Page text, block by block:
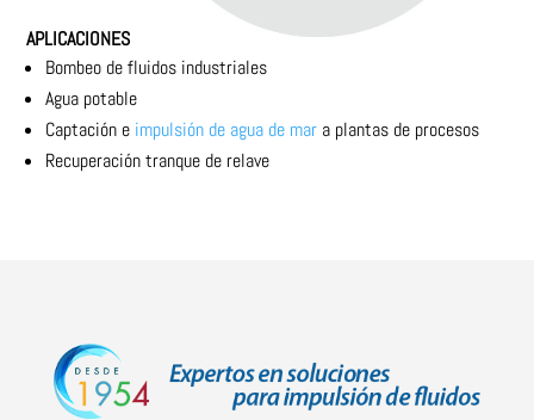
APLICACIONES
Bombeo de fluidos industriales
Agua potable
Captación e impulsión de agua de mar a plantas de procesos
Recuperación tranque de relave